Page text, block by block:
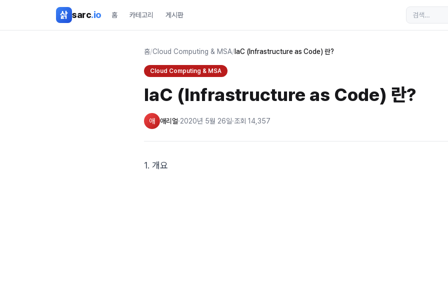
삵 sarc.io 홈 카테고리 게시판
홈/Cloud Computing & MSA/ IaC (Infrastructure as Code) 란?
Cloud Computing & MSA
IaC (Infrastructure as Code) 란?
애 애리얼·2020년 5월 26일·조회 14,357
1. 개요